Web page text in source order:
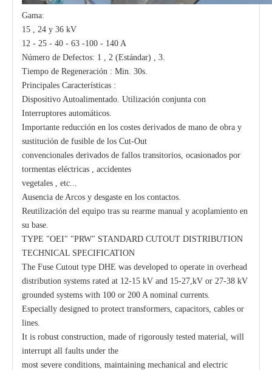
Gama:
15 , 24 y 36 kV
12 - 25 - 40 - 63 -100 - 140 A
Número de Defectos: 1 , 2 (Estándar) , 3.
Tiempo de Regeneración : Min. 30s.
Principales Características :
Dispositivo Autoalimentado. Utilización conjunta con
Interruptores automáticos.
Importante reducción en los costes derivados de mano de obra y
sustitución de fusible de los Cut-Out
convencionales derivados de fallos transitorios, ocasionados por
tormentas eléctricas , accidentes
vegetales , etc...
Ausencia de Arcos y desgaste en los contactos.
Reutilización del equipo tras su rearme manual y acoplamiento en
su base.
TYPE "OEI" "PRW" STANDARD CUTOUT DISTRIBUTION
TECHNICAL SPECIFICATION
The Fuse Cutout type DHE was developed to operate in overhead
distribution systems rated at 12-15 kV and 15-27,kV or 27-38 kV
grounded systems with 100 or 200 A nominal currents.
Especially designed to protect transformers, capacitors, cables or
lines.
It is robust construction, made of rigorously tested material, will
interrupt all faults under the
most severe conditions, maintaining mechanical and electric